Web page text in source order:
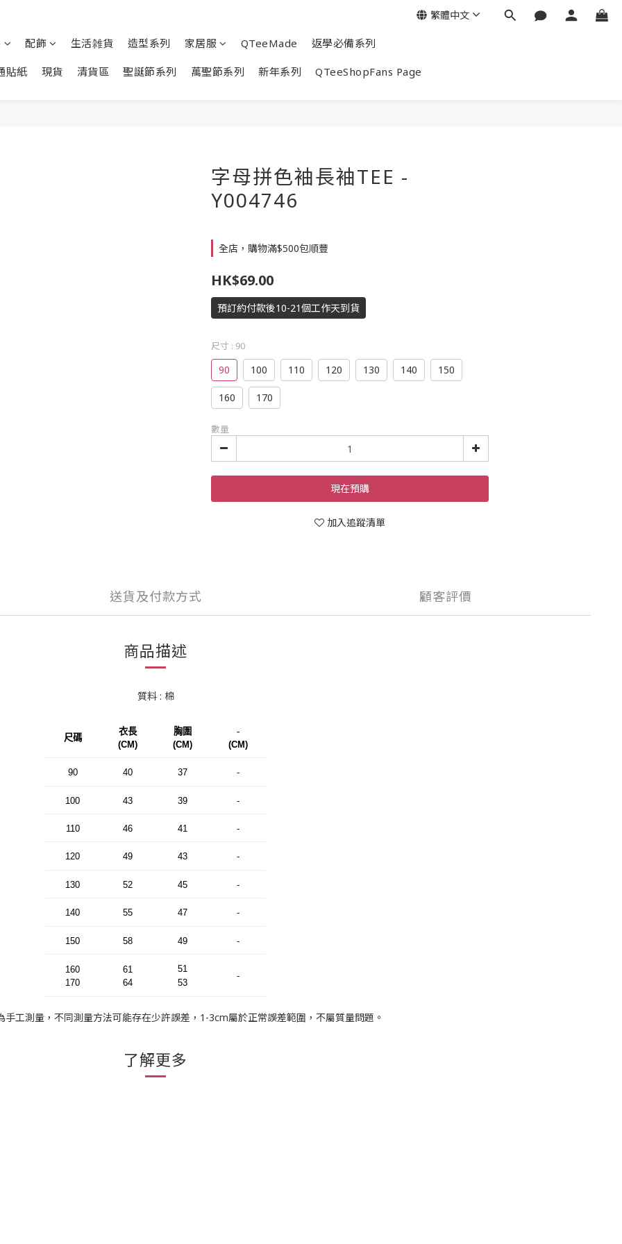
配飾 生活雑貨 造型系列 家居服 QTeeMade 返學必備系列
貼紙 現貨 清貨區 聖誕節系列 萬聖節系列 新年系列 QTeeShopFans Page
繁體中文
字母拼色袖長袖TEE -
Y004746
全店，購物滿$500包順豐
HK$69.00
預訂約付款後10-21個工作天到貨
尺寸 : 90
90 100 110 120 130 140 150
160 170
數量
現在預購
加入追蹤清單
送貨及付款方式 顧客評價
商品描述
質料 : 棉
尺碼
衣長
(CM)
胸圍
(CM)
-
(CM)
90 40 37 -
100 43 39 -
110 46 41 -
120 49 43 -
130 52 45 -
140 55 47 -
150 58 49 -
160
170
61
64
51
53
-
手工測量，不同測量方法可能存在少許誤差，1-3cm屬於正常誤差範圍，不屬質量問題。
了解更多